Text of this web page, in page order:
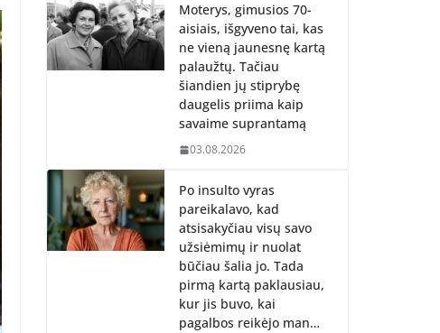
Moterys, gimusios 70-
aisiais, išgyveno tai, kas
ne vieną jaunesnę kartą
palaužtų. Tačiau
šiandien jų stiprybę
daugelis priima kaip
savaime suprantamą
03.08.2026
Po insulto vyras
pareikalavo, kad
atsisakyčiau visų savo
užsiėmimų ir nuolat
būčiau šalia jo. Tada
pirmą kartą paklausiau,
kur jis buvo, kai
pagalbos reikėjo man…